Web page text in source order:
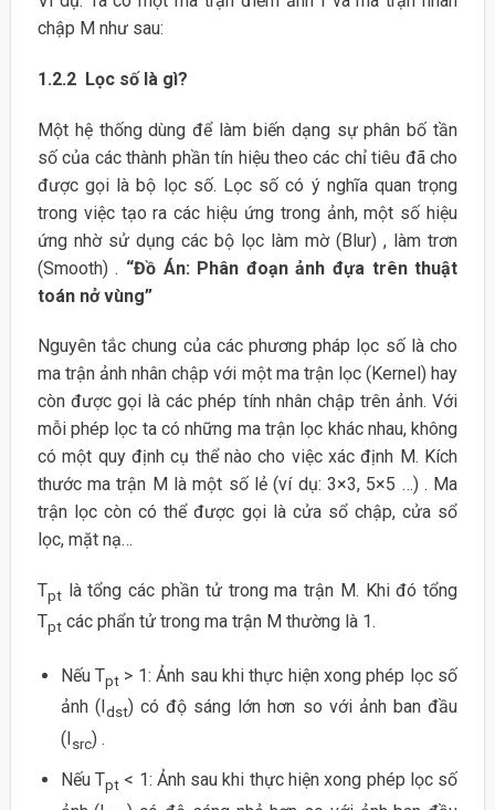
chập M như sau:
1.2.2 Lọc số là gì?
Một hệ thống dùng để làm biến dạng sự phân bố tần
số của các thành phần tín hiệu theo các chỉ tiêu đã cho
được gọi là bộ lọc số. Lọc số có ý nghĩa quan trọng
trong việc tạo ra các hiệu ứng trong ảnh, một số hiệu
ứng nhờ sử dụng các bộ lọc làm mờ (Blur) , làm trơn
(Smooth) . “Đồ Án: Phân đoạn ảnh đựa trên thuật
toán nở vùng”
Nguyên tắc chung của các phương pháp lọc số là cho
ma trận ảnh nhân chập với một ma trận lọc (Kernel) hay
còn được gọi là các phép tính nhân chập trên ảnh. Với
mỗi phép lọc ta có những ma trận lọc khác nhau, không
có một quy định cụ thể nào cho việc xác định M. Kích
thước ma trận M là một số lẻ (ví dụ: 3×3, 5×5 …) . Ma
trận lọc còn có thể được gọi là cửa sổ chập, cửa sổ
lọc, mặt nạ…
Tptlà tổng các phần tử trong ma trận M. Khi đó tổng
Tptcác phẩn tử trong ma trận M thường là 1.
Nếu Tpt> 1: Ảnh sau khi thực hiện xong phép lọc số
ảnh (I dst) có độ sáng lớn hơn so với ảnh ban đầu
(Isrc) .
Nếu Tpt< 1: Ảnh sau khi thực hiện xong phép lọc số